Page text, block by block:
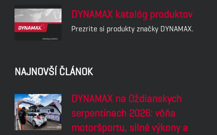
DYNAMAX katalóg produktov
Prezrite si produkty značky DYNAMAX.
NAJNOVŠÍ ČLÁNOK
DYNAMAX na Oždianskych
serpentínach 2026: vôňa
motoršportu, silné výkony a